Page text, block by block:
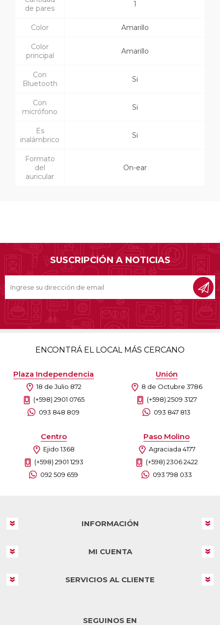
de pares
1
Color Amarillo
Color
principal
Amarillo
Con
Bluetooth
Si
Con
micrófono
Si
Es
inalámbrico
Si
Formato
del
auricular
On-ear
SUSCRIPCIÓN A NOTICIAS
ENCONTRÁ EL LOCAL MÁS CERCANO
Plaza Independencia
18 de Julio 872
(+598) 2901 0765
093 848 809
Unión
8 de Octubre 3786
(+598) 2509 3127
093 847 813
Centro
Ejido 1368
(+598) 2901 1293
092 509 659
Paso Molino
Agraciada 4177
(+598) 2306 2422
093 798 033
INFORMACIÓN
MI CUENTA
SERVICIOS AL CLIENTE
SEGUINOS EN